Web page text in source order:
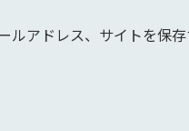
アドレス、サイトを保存